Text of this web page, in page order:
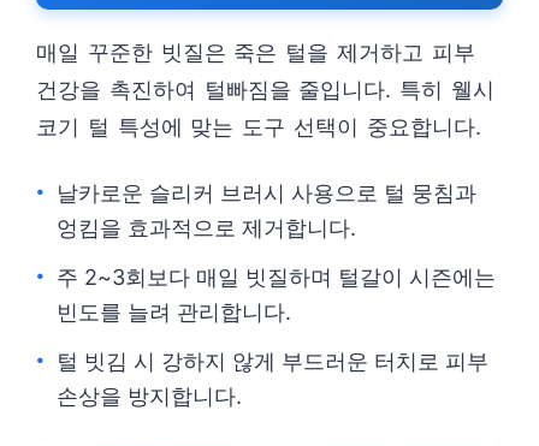
매일 꾸준한 빗질은 죽은 털을 제거하고 피부
건강을 촉진하여 털빠짐을 줄입니다. 특히 웰시
코기 털 특성에 맞는 도구 선택이 중요합니다.
날카로운 슬리커 브러시 사용으로 털 뭉침과
엉킴을 효과적으로 제거합니다.
주 2~3회보다 매일 빗질하며 털갈이 시즌에는
빈도를 늘려 관리합니다.
털 빗김 시 강하지 않게 부드러운 터치로 피부
손상을 방지합니다.